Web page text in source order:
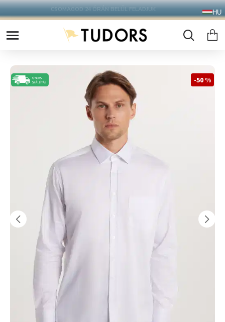
10.000 Ft FELETT INGYENES SZÁLLÍTÁS
FOXPOST CSOMAGAUTOMATÁBA !
HU
-50 %